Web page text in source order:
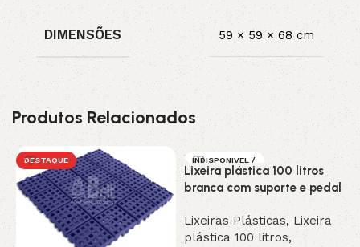
DIMENSÕES 59 × 59 × 68 cm
Produtos Relacionados
DESTAQUE
INDISPONIVEL /
SOB ENCOMEN
DA
Lixeira plástica 100 litros
branca com suporte e pedal
Lixeiras Plásticas, Lixeira
plástica 100 litros,